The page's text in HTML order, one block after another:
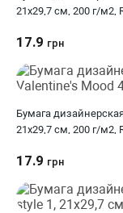
21х29,7 см, 200 г/м2,
17.9 грн
Бумага
21х29,7 см, 200 г/м2,
17.9 грн